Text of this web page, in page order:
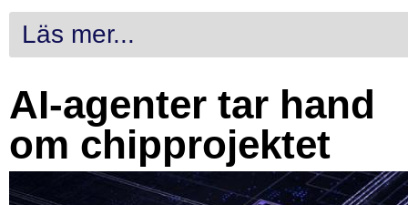
Läs mer...
AI-agenter tar hand
om chipprojektet